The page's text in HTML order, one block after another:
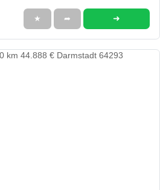
★ ➦ ➜